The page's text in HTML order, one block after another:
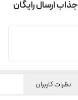
ارسال رایگان
نظرات کاربران